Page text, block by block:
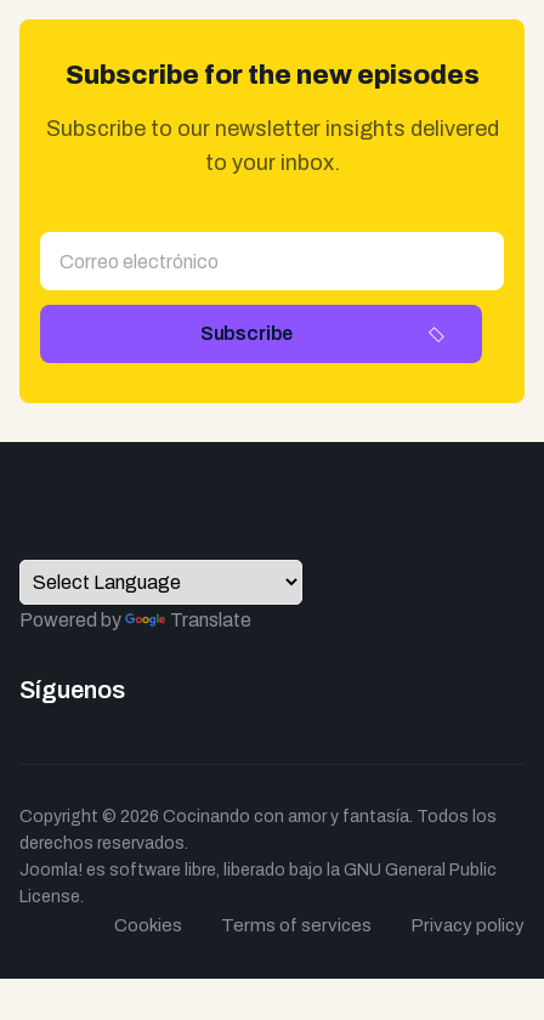
Subscribe for the new episodes
Subscribe to our newsletter insights delivered
to your inbox.
Powered by Translate
Síguenos
Copyright © 2026 Cocinando con amor y fantasía. Todos los
derechos reservados.
Joomla! es software libre, liberado bajo la GNU General Public
License.
Cookies Terms of services Privacy policy